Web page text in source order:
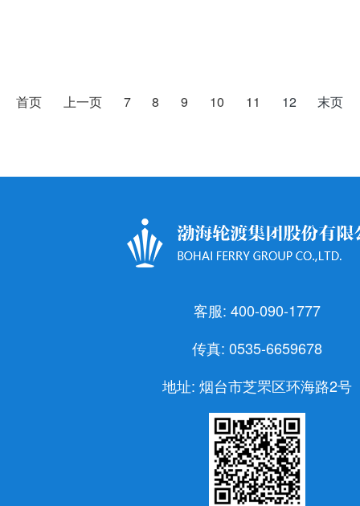
首页 上一页 7 8 9 10 11 12 末页
客服: 400-090-1777
传真: 0535-6659678
地址: 烟台市芝罘区环海路2号